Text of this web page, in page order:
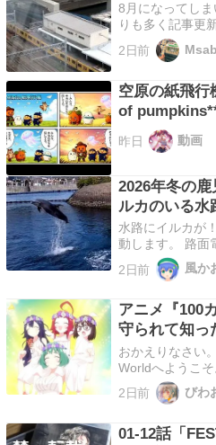
8月になってし
りも多く記事更
いるのですが，
間記事数は昨年
横浜タワーから
る電車は京急…
2日前
空原の紙飛
of
昨日 動画
2026年冬の
ルカのいる水
水路にイルカが
動します。 路面
かけてきました
ここで降りて港
や？なにやら水
す。 イルカ！
2日前 風か
アニメ『100
守られて知っ
おかえりなさい
Worldへようこ
に済んだ草が揺
29話は、14人目
を守れる自分に
2日前 びわ
01-12話「